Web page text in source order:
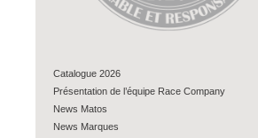
Catalogue 2026
Présentation de l’équipe Race Company
News Matos
News Marques